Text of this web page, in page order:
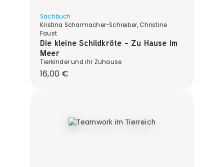
Sachbuch
Kristina Scharmacher-Schreiber, Christine
Faust
Die kleine Schildkröte - Zu Hause im
Meer
Tierkinder und ihr Zuhause
Regulärer Preis:
16,00 €